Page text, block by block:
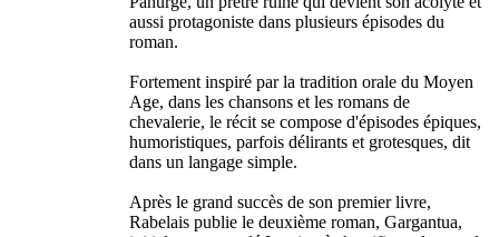
aussi protagoniste dans plusieurs épisodes du
roman.
Fortement inspiré par la tradition orale du Moyen
Age, dans les chansons et les romans de
chevalerie, le récit se compose d'épisodes épiques,
humoristiques, parfois délirants et grotesques, dit
dans un langage simple.
Après le grand succès de son premier livre,
Rabelais publie le deuxième roman, Gargantua,